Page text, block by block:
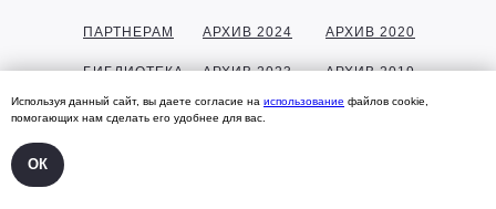
Используя данный сайт, вы даете согласие на использование файлов cookie,
помогающих нам сделать его удобнее для вас.
ОК
ПАРТНЕРАМ
БИБЛИОТЕКА
ГАЛЕРЕЯ
АРХИВ 2024
АРХИВ 2023
АРХИВ 2022
АРХИВ 2020
АРХИВ 2019
АРХИВ 2018